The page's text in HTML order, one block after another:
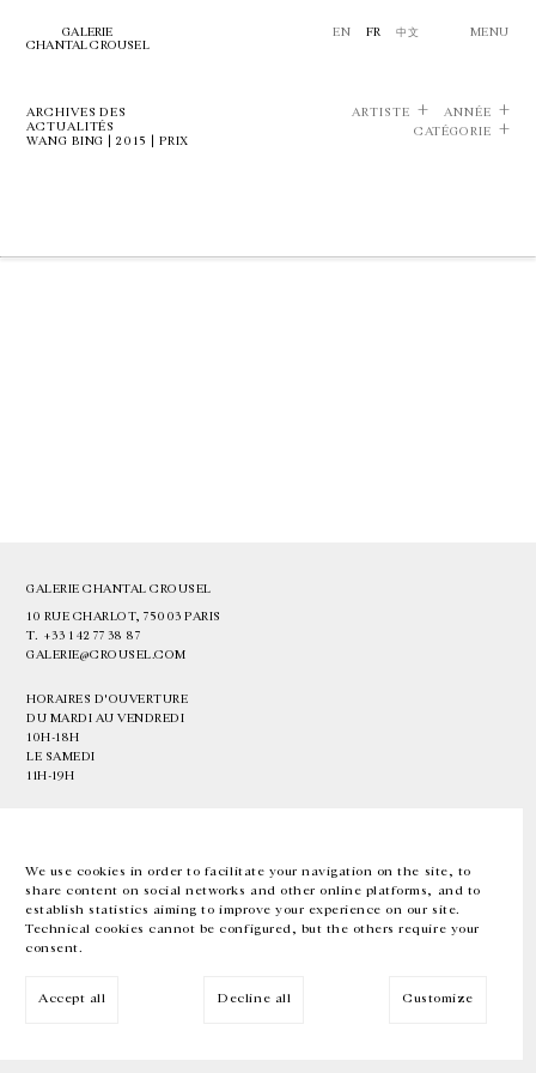
We use cookies in order to facilitate your navigation on the site, to
share content on social networks and other online platforms, and to
establish statistics aiming to improve your experience on our site.
Technical cookies cannot be configured, but the others require your
consent.
Accept all Decline all Customize
GALERIE
CHANTAL CROUSEL
EN FR 中文 MENU
ARCHIVES DES
ACTUALITÉS
WANG BING | 2015 | PRIX
ARTISTE
ANNÉE
CATÉGORIE
GALERIE CHANTAL CROUSEL
10 RUE CHARLOT, 75003 PARIS
T. +33 1 42 77 38 87
GALERIE@CROUSEL.COM
HORAIRES D'OUVERTURE
DU MARDI AU VENDREDI
10H-18H
LE SAMEDI
11H-19H
EN FR 中文 Facebook Instagram
Inscrivez-vous à notre newsletter